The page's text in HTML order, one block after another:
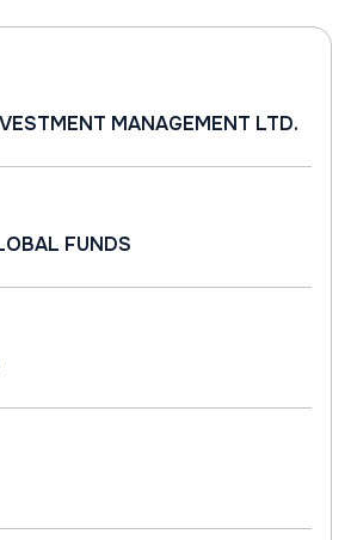
MANAGEMENT LTD.
FUNDS